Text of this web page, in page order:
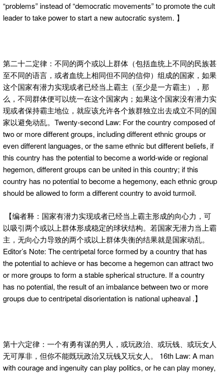
“problems” instead of “democratic movements” to promote the cult
leader to take power to start a new autocratic system. 】
第二十二定律：不同的两个或以上群体（包括血统上不同的民族甚
至不同的语言，或者血统上相同但不同的信仰）组成的国家，如果
这个国家有潜力实现或者已经当上霸主（至少是一方霸主），那
么，不同群体便可以统一在这个国家内；如果这个国家没有潜力实
现或者保持霸主地位，就应该允许各个族群独立出去成立不同的国
家以避免动乱。Twenty-second Law: For the country composed of
two or more different groups, including different ethnic groups or
even different languages, or the same ethnic but different beliefs, if
this country has the potential to become a world-wide or regional
hegemon, different groups can be united in this country; if this
country has no potential to become a hegemony, each ethnic group
should be allowed to form a different country to avoid turmoil.
【编者释：国家有潜力实现或者已经当上霸主形成的向心力，可
以吸引两个或以上群体形成稳定的球状结构。若国家无潜力当上霸
主，无向心力导致的两个或以上群体失衡的结果就是国家动乱。
Editor’s Note: The centripetal force formed by a country that has
the potential to achieve or has become a hegemon can attract two
or more groups to form a stable spherical structure. If a country
has no potential, the result of an imbalance between two or more
groups due to centripetal disorientation is national upheaval .】
第十六定律：一个有勇有谋的男人，或玩政治、或玩钱、或玩女人
无可厚非，但你不能既玩政治又玩钱又玩女人。 16th Law: A man
with courage and ingenuity can play politics, or he can play money,